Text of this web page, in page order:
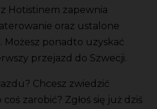
Hotistinem zapewnia
oraz ustalone
Możesz ponadto uzyskać
przejazd do Szwecji.
Chcesz zwiedzić
zarobić? Zgłoś się już dziś